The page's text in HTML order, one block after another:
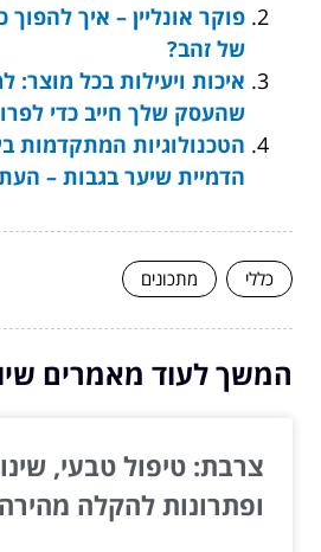
פוקר אונליין – איך
של זהב?
איכות ויעילות בכל מוצר:
שהעסק שלך חייב כדי
הטכנולוגיות המתקדמות
הדמיית שיער בגבות –
כללי מתכונים
המשך לעוד מאמרים
צרבת: טיפול טבעי,
ופתרונות להקלה מהירה